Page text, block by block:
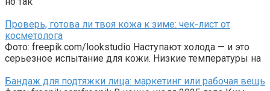
Проверь, готова ли твоя кожа к зиме: чек-лист от
косметолога
Фото: freepik.com/lookstudio Наступают холода — и это
серьезное испытание для кожи. Низкие температуры на
Бандаж для подтяжки лица: маркетинг или рабочая вещь